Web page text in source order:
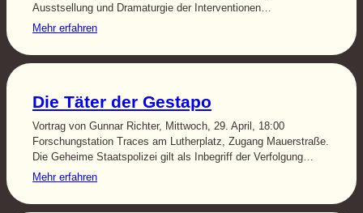
Ausstsellung und Dramaturgie der Interventionen…
Mehr erfahren
Die Täter der Gestapo
Vortrag von Gunnar Richter, Mittwoch, 29. April, 18:00
Forschungstation Traces am Lutherplatz, Zugang Mauerstraße.
Die Geheime Staatspolizei gilt als Inbegriff der Verfolgung…
Mehr erfahren